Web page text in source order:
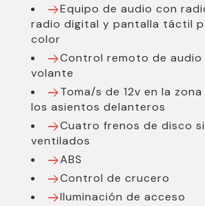
Puertas:
Garantía:
Consumo medio(l/100 km):
Nacional:
Población:
Año Desde:
Combustible:
Cambio:
Equipo de audio con
radio digital y pantalla táctil
color
Control remoto de audio
volante
Toma/s de 12v en la
los asientos delanteros
Cuatro frenos de disco
ventilados
ABS
Control de crucero
Iluminación de acceso